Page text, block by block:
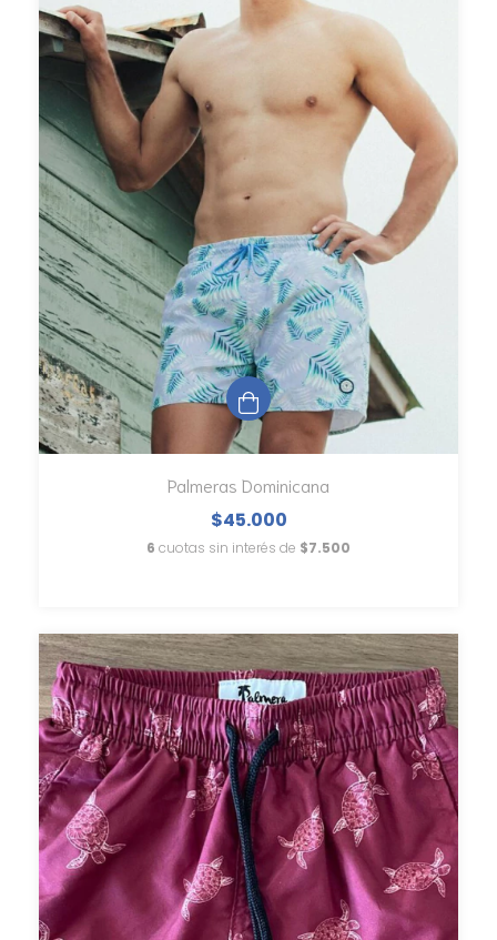
Palmeras Dominicana
$45.000
6 cuotas sin interés de $7.500